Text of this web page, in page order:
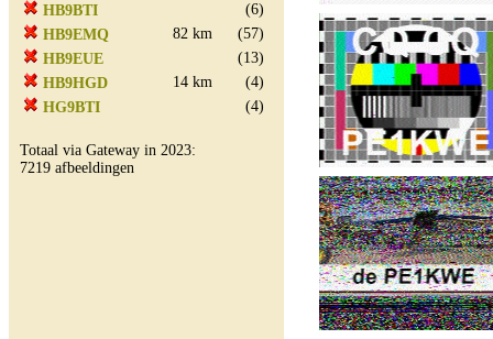
HB9BTI
(6)
HB9EMQ
82 km
(57)
HB9EUE
(13)
HB9HGD
14 km
(4)
HG9BTI
(4)
Totaal via Gateway in 2023:
7219 afbeeldingen